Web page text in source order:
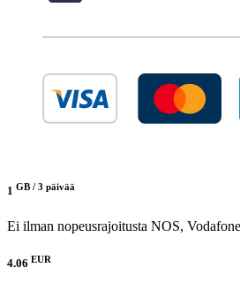
1 GB / 3 päivää
Ei ilman nopeusrajoitusta NOS,
4.06 EUR